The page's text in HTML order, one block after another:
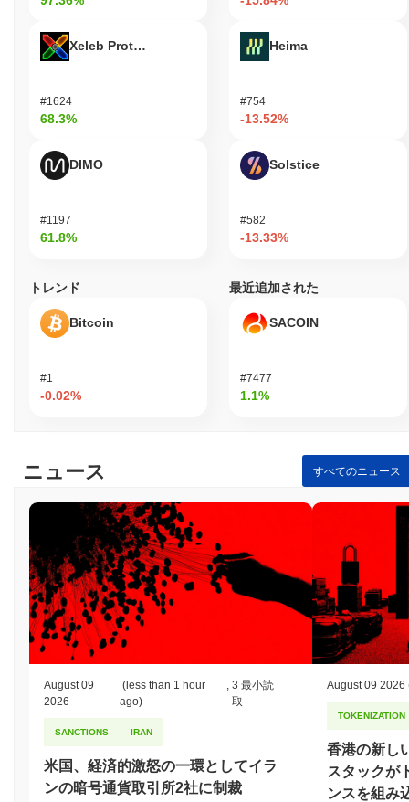
Xeleb Protocol
#1624
68.3%
DIMO
#1197
61.8%
Heima
#754
-13.52%
Solstice
#582
-13.33%
トレンド
Bitcoin
#1
-0.02%
最近追加された
SACOIN
#7477
1.1%
ニュース すべてのニュース
August 09
2026
(less than 1 hour
ago)
,3 最小読
取
SANCTIONS IRAN
米国、経済的激怒の一環としてイラ
ンの暗号通貨取引所2社に制裁
August 09 2026
TOKENIZATION
香港の新し
スタックが
ンスを組み